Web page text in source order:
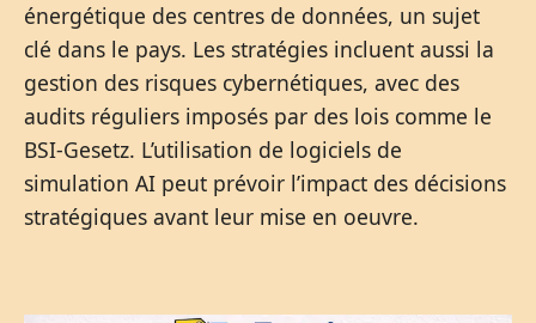
énergétique des centres de données, un sujet
clé dans le pays. Les stratégies incluent aussi la
gestion des risques cybernétiques, avec des
audits réguliers imposés par des lois comme le
BSI-Gesetz. L’utilisation de logiciels de
simulation AI peut prévoir l’impact des décisions
stratégiques avant leur mise en oeuvre.